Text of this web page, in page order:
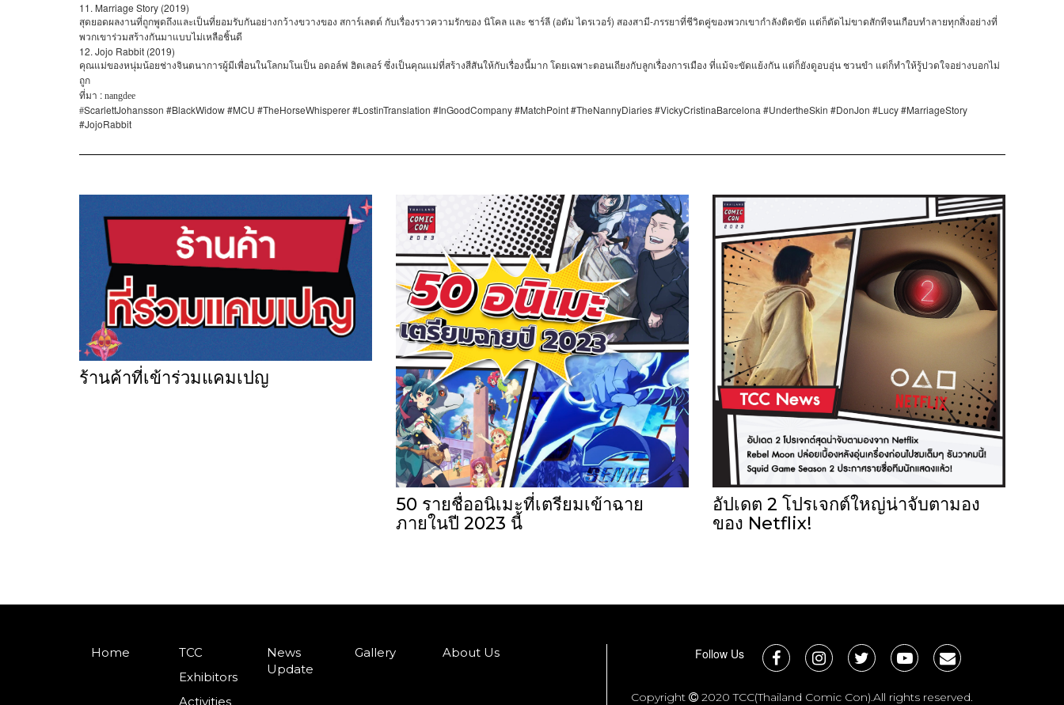
11. Marriage Story (2019)
สุดยอดผลงานที่ถูกพูดถึงและเป็นที่ยอมรับกันอย่างกว้างขวางของ สการ์เลตต์ กับเรื่องราวความรักของ นิโคล และ ชาร์ลี (อดัม ไดรเวอร์) สองสามี-ภรรยาที่ชีวิตคู่ของพวกเขากำลังติดขัด แต่ก็ตัดไม่ขาดสักทีจนเกือบทำลายทุกสิ่งอย่างที่
พวกเขาร่วมสร้างกันมาแบบไม่เหลือชิ้นดี
12. Jojo Rabbit (2019)
คุณแม่ของหนุ่มน้อยช่างจินตนาการผู้มีเพื่อนในโลกมโนเป็น อดอล์ฟ ฮิตเลอร์ ซึ่งเป็นคุณแม่ที่สร้างสีสันให้กับเรื่องนี้มาก โดยเฉพาะตอนเถียงกับลูกเรื่องการเมือง ที่แม้จะขัดแย้งกัน แต่ก็ยังดูอบอุ่น ชวนขำ แต่ก็ทำให้รู้ปวดใจอย่างบอกไม่
ถูก
ที่มา : nangdee
#ScarlettJohansson #BlackWidow #MCU #TheHorseWhisperer #LostinTranslation #InGoodCompany #MatchPoint #TheNannyDiaries #VickyCristinaBarcelona #UndertheSkin #DonJon #Lucy #MarriageStory
#JojoRabbit
ร้านค้าที่เข้าร่วมแคมเปญ
50 รายชื่ออนิเมะที่เตรียมเข้าฉาย
ภายในปี 2023 นี้
อัปเดต 2 โปรเจกต์ใหญ่น่าจับตามอง
ของ Netflix!
Home
TCC
Exhibitors
Activities
News
Update
Gallery About Us Follow Us
Copyright 2020 TCC(Thailand Comic Con).All rights reserved.